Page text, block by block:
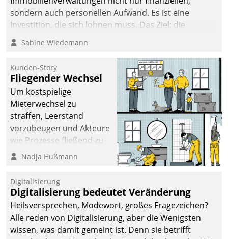
sondern auch personellen Aufwand. Es ist eine
Investition, die sich lohnen muss. Das Ziel: die
nachhaltige Optimierung der Geschäftsabläufe. Damit
dieses Ziel erreicht wird, sollten einige Grundregeln
Sabine Wiedemann
Kunden-Story
Fliegender Wechsel
Um kostspielige
Mieterwechsel zu
straffen, Leerstand
vorzubeugen und Akteure
wie Prozesse fließend zu
vernetzen, nutzt die
Jahresbeginn eine
Überblick, Einsicht und
Eingriff bietende Lösung.
Zur Entwicklung setzte
man auf
Nadja Hußmann
Digitalisierung
Digitalisierung bedeutet Veränderung
Heilsversprechen, Modewort, großes Fragezeichen?
Alle reden von Digitalisierung, aber die Wenigsten
wissen, was damit gemeint ist. Denn sie betrifft